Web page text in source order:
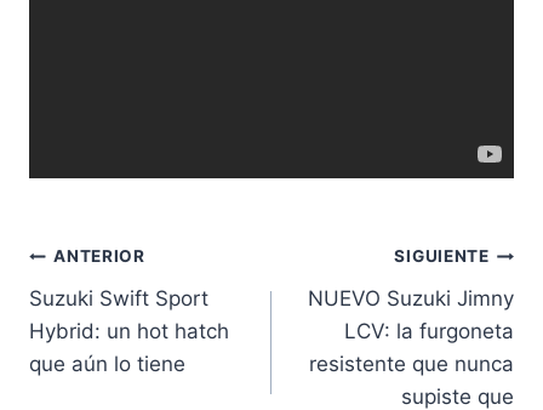
Navegación
de
entradas
ANTERIOR
Suzuki Swift Sport
Hybrid: un hot hatch
que aún lo tiene
SIGUIENTE
NUEVO Suzuki Jimny
LCV: la furgoneta
resistente que nunca
supiste que